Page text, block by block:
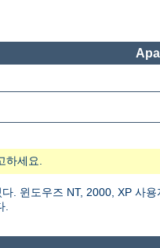
하세요.
. 윈도우즈 NT, 2000, XP 사용
.